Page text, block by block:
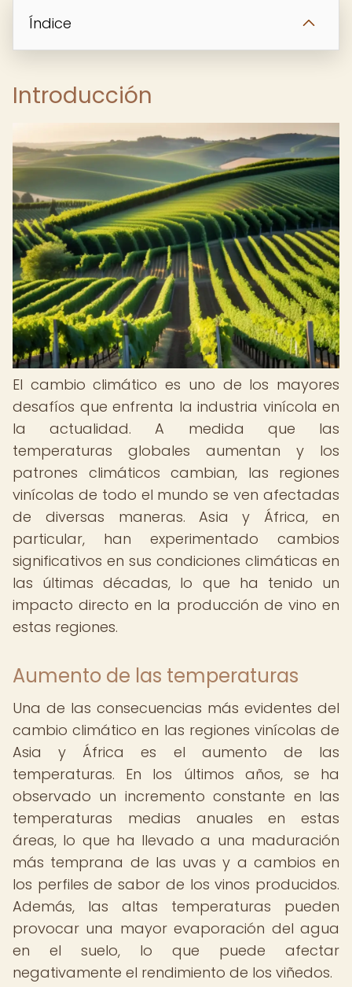
Índice
Introducción
El cambio climático es uno de los mayores
desafíos que enfrenta la industria vinícola en
la actualidad. A medida que las
temperaturas globales aumentan y los
patrones climáticos cambian, las regiones
vinícolas de todo el mundo se ven afectadas
de diversas maneras. Asia y África, en
particular, han experimentado cambios
significativos en sus condiciones climáticas en
las últimas décadas, lo que ha tenido un
impacto directo en la producción de vino en
estas regiones.
Aumento de las temperaturas
Una de las consecuencias más evidentes del
cambio climático en las regiones vinícolas de
Asia y África es el aumento de las
temperaturas. En los últimos años, se ha
observado un incremento constante en las
temperaturas medias anuales en estas
áreas, lo que ha llevado a una maduración
más temprana de las uvas y a cambios en
los perfiles de sabor de los vinos producidos.
Además, las altas temperaturas pueden
provocar una mayor evaporación del agua
en el suelo, lo que puede afectar
negativamente el rendimiento de los viñedos.